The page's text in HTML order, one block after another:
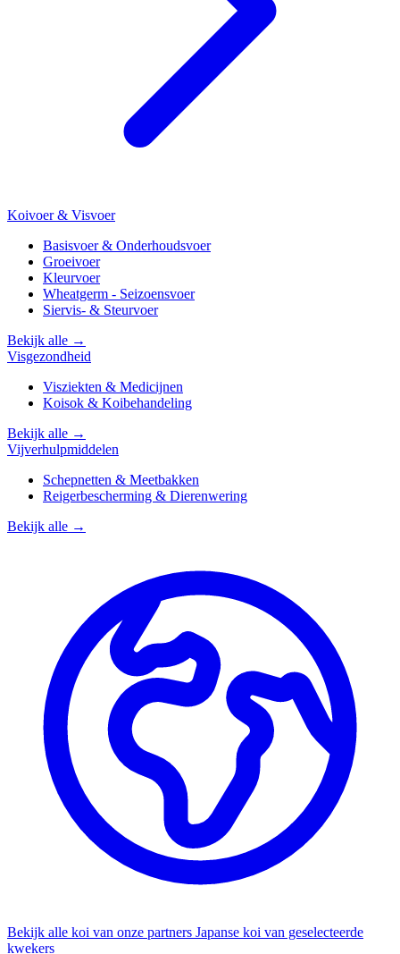
Koivoer & Visvoer
Basisvoer & Onderhoudsvoer
Groeivoer
Kleurvoer
Wheatgerm - Seizoensvoer
Siervis- & Steurvoer
Bekijk alle →
Visgezondheid
Visziekten & Medicijnen
Koisok & Koibehandeling
Bekijk alle →
Vijverhulpmiddelen
Schepnetten & Meetbakken
Reigerbescherming & Dierenwering
Bekijk alle →
Bekijk alle koi van onze partners Japanse koi van geselecteerde
kwekers